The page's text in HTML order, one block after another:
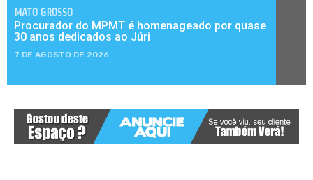
MATO GROSSO
Procurador do MPMT é homenageado por quase
30 anos dedicados ao Júri
7 DE AGOSTO DE 2026